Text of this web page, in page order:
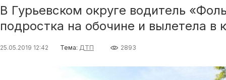
В Гурьевском округе водитель
подростка на обочине и вылетела в
25.05.2019 12:42 Тема: ДТП 2893